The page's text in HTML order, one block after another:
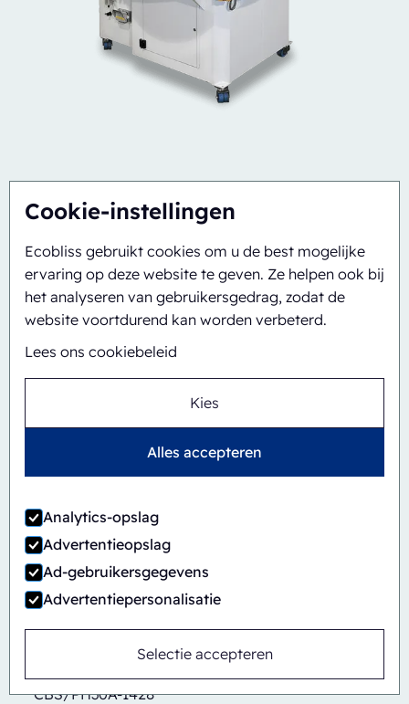
Cookie-instellingen
Ecobliss gebruikt cookies om u de best mogelijke
ervaring op deze website te geven. Ze helpen ook bij
het analyseren van gebruikersgedrag, zodat de
website voortdurend kan worden verbeterd.
Lees ons cookiebeleid
Kies
Alles accepteren
Analytics-opslag
Advertentieopslag
Ad-gebruikersgegevens
Advertentiepersonalisatie
Selectie accepteren
Automatisch Inline
Inline
CBS/PH30A-1428